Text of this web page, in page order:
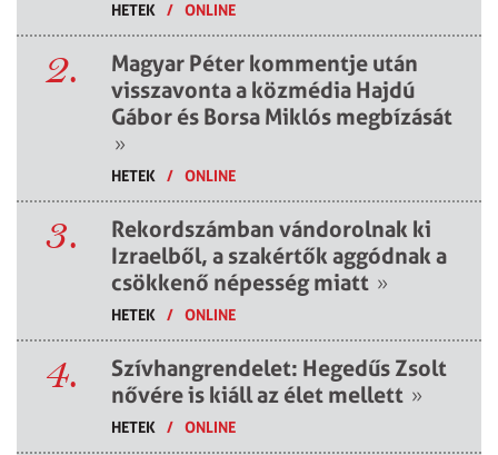
HETEK / ONLINE
2.
Magyar Péter kommentje után
visszavonta a közmédia Hajdú
Gábor és Borsa Miklós megbízását
»
HETEK / ONLINE
3.
Rekordszámban vándorolnak ki
Izraelből, a szakértők aggódnak a
csökkenő népesség miatt »
HETEK / ONLINE
4.
Szívhangrendelet: Hegedűs Zsolt
nővére is kiáll az élet mellett »
HETEK / ONLINE